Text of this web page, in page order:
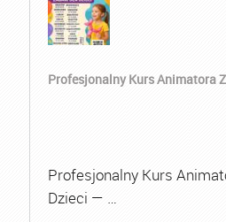
Profesjonalny Kurs Animatora
Profesjonalny Kurs
Dzieci — …